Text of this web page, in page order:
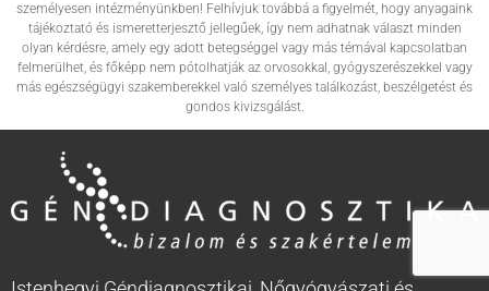
személyesen intézményünkben! Felhívjuk továbbá a figyelmét, hogy anyagaink
tájékoztató és ismeretterjesztő jellegűek, így nem adhatnak választ minden
olyan kérdésre, amely egy adott betegséggel vagy más témával kapcsolatban
felmerülhet, és főképp nem pótolhatják az orvosokkal, gyógyszerészekkel vagy
más egészségügyi szakemberekkel való személyes találkozást, beszélgetést és
gondos kivizsgálást.